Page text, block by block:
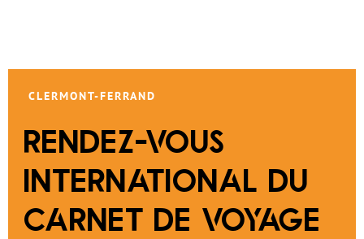
CLERMONT-FERRAND
RENDEZ-VOUS
INTERNATIONAL DU
CARNET DE VOYAGE